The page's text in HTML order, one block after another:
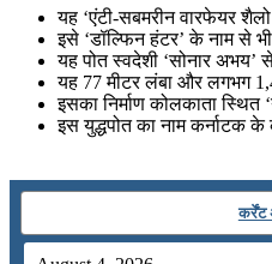
July 19, 2026
📝 डेली करेंट अफेयर्स: 16-
July 16, 2026
यह ‘एंटी-सबमरीन वारफेयर
इसे ‘डॉल्फिन हंटर’ के नाम से
यह पोत स्वदेशी ‘सोनार अभय’
यह 77 मीटर लंबा और लगभग
इसका निर्माण कोलकाता स्थित
इस युद्धपोत का नाम कर्नाटक के
कर्रेंट